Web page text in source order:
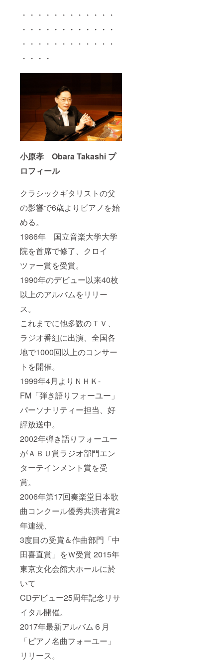
・・・・・・・・・・・・
・・・・・・・・・・・・
・・・・・・・・・・・・
・・・・
小原孝 Obara Takashi プ
ロフィール
クラシックギタリストの父
の影響で6歳よりピアノを始
める。
1986年 国立音楽大学大学
院を首席で修了、クロイ
ツァー賞を受賞。
1990年のデビュー以来40枚
以上のアルバムをリリー
ス。
これまでに他多数のＴＶ、
ラジオ番組に出演、全国各
地で1000回以上のコンサー
トを開催。
1999年4月よりＮＨＫ-
FM「弾き語りフォーユー」
パーソナリティー担当、好
評放送中。
2002年弾き語りフォーユー
がＡＢＵ賞ラジオ部門エン
ターテインメント賞を受
賞。
2006年第17回奏楽堂日本歌
曲コンクール優秀共演者賞2
年連続、
3度目の受賞＆作曲部門「中
田喜直賞」をＷ受賞 2015年
東京文化会館大ホールに於
いて
CDデビュー25周年記念リサ
イタル開催。
2017年最新アルバム６月
「ピアノ名曲フォーユー」
リリース。